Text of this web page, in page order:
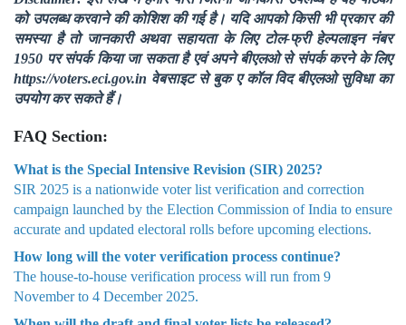
भीतर राज्य के मुख्य चुनाव अधिकारी के पास अपनी दूसरी अपील भी दायर
कर सकता है।
Disclaimer: इस लेख में हमारे पास जितनी जानकारी उपलब्ध है वह पाठको
को उपलब्ध करवाने की कोशिश की गई है। यदि आपको किसी भी प्रकार की
समस्या है तो जानकारी अथवा सहायता के लिए टोल-फ्री हेल्पलाइन नंबर
https://voters.eci.gov.in वेबसाइट से बुक ए कॉल विद बीएलओ सुविधा का
उपयोग कर सकते हैं।
FAQ Section:
What is the Special Intensive Revision (SIR) 2025?
SIR 2025 is a nationwide voter list verification and correction
campaign launched by the Election Commission of India to ensure